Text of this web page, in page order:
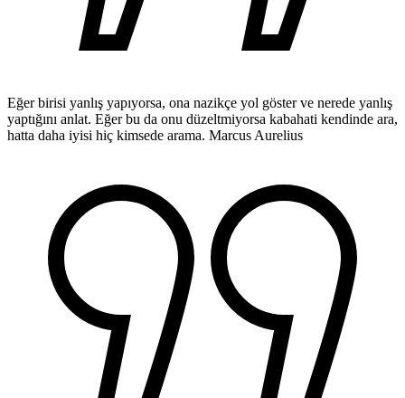
Eğer birisi yanlış yapıyorsa, ona nazikçe yol göster ve nerede yanlış
yaptığını anlat. Eğer bu da onu düzeltmiyorsa kabahati kendinde ara,
hatta daha iyisi hiç kimsede arama. Marcus Aurelius